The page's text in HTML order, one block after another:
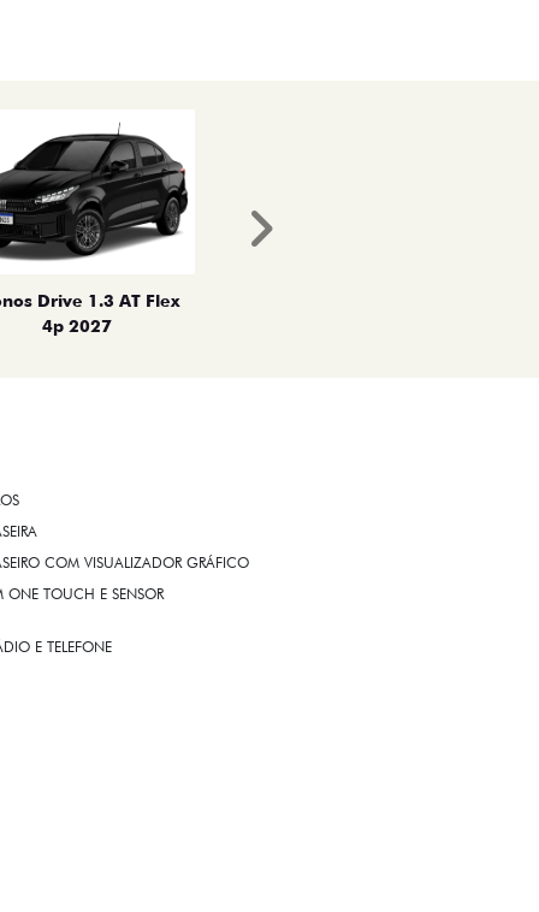
Drive 1.3 AT Flex
4p 2027
Próximo
COM VISUALIZADOR GRÁFICO
ONE TOUCH E SENSOR
E TELEFONE